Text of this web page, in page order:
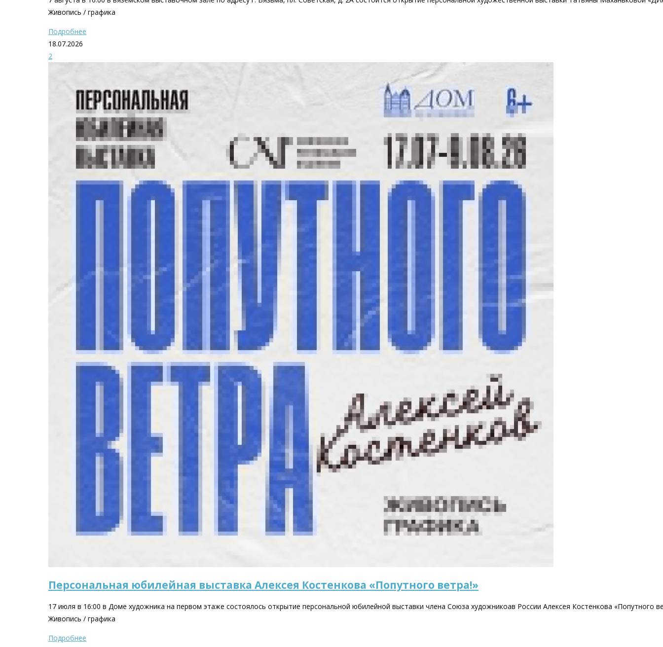
Живопись / графика
Подробнее
18.07.2026
2
Персональная юбилейная выставка Алексея Костенкова «Попутного ветра!»
17 июля в 16:00 в Доме художника на первом этаже состоялось открытие персональной юбилейной выставки члена Союза художникоав России Алексея Костенкова «Попутного
Живопись / графика
Подробнее